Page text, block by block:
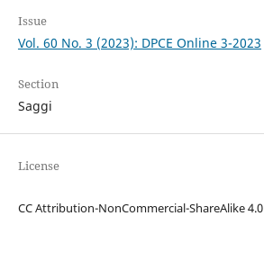
Issue
Vol. 60 No. 3 (2023): DPCE Online 3-2023
Section
Saggi
License
CC Attribution-NonCommercial-ShareAlike 4.0